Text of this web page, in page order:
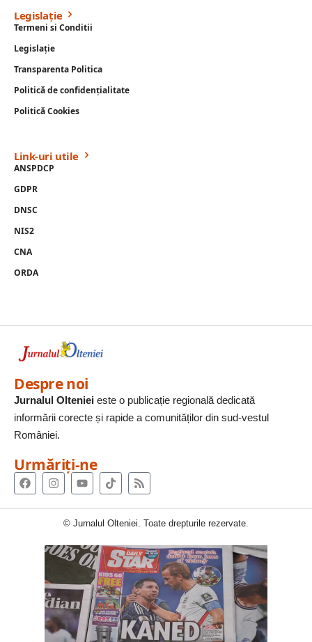
Legislație
Termeni si Conditii
Legislație
Transparenta Politica
Politică de confidențialitate
Politică Cookies
Link-uri utile
ANSPDCP
GDPR
DNSC
NIS2
CNA
ORDA
Despre noi
Jurnalul Olteniei este o publicație regională dedicată
informării corecte și rapide a comunităților din sud-vestul
României.
Urmăriți-ne
© Jurnalul Olteniei. Toate drepturile rezervate.